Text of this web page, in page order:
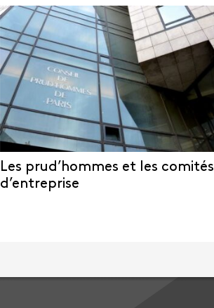
Les prud’hommes et les comités
d’entreprise